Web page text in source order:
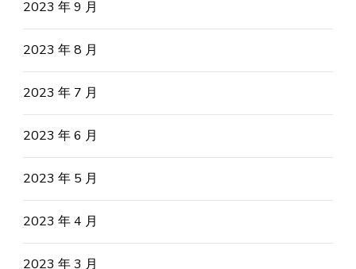
2023 年 9 月
2023 年 8 月
2023 年 7 月
2023 年 6 月
2023 年 5 月
2023 年 4 月
2023 年 3 月